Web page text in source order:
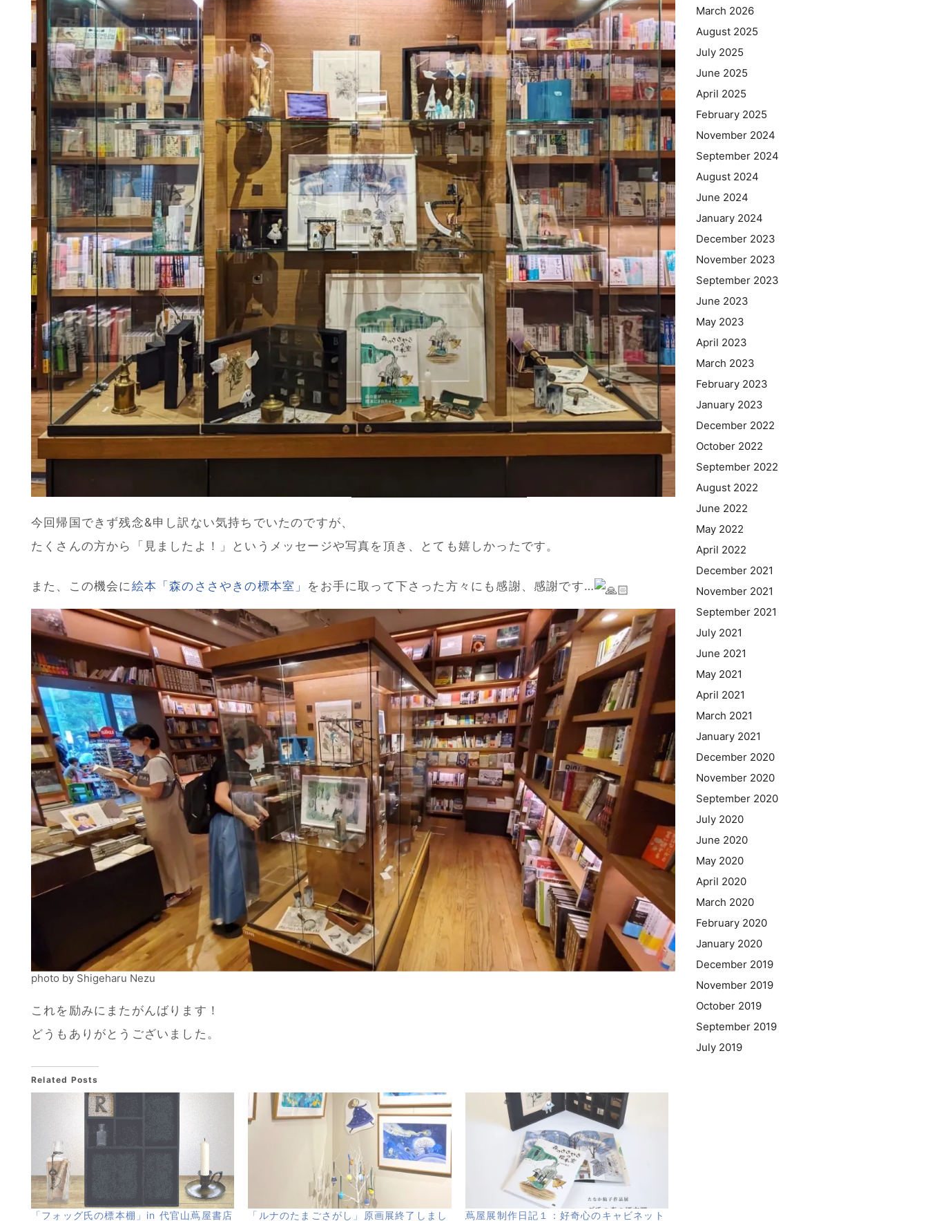
今回帰国できず残念&申し訳ない気持ちでいたのですが、
たくさんの方から「見ましたよ！」というメッセージや写真を頂き、とても嬉しかったです。
また、この機会に絵本「森のささやきの標本室」 をお手に取って下さった方々にも感謝、感謝です…
photo by Shigeharu Nezu
これを励みにまたがんばります！
どうもありがとうございました。
Related Posts
「フォッグ氏の標本棚」in 代官山蔦屋書店 「ルナのたまごさがし」原画展終了しまし 蔦屋展制作日記１：好奇心のキャビネット
March 2026
August 2025
July 2025
June 2025
April 2025
February 2025
November 2024
September 2024
August 2024
June 2024
January 2024
December 2023
November 2023
September 2023
June 2023
May 2023
April 2023
March 2023
February 2023
January 2023
December 2022
October 2022
September 2022
August 2022
June 2022
May 2022
April 2022
December 2021
November 2021
September 2021
July 2021
June 2021
May 2021
April 2021
March 2021
January 2021
December 2020
November 2020
September 2020
July 2020
June 2020
May 2020
April 2020
March 2020
February 2020
January 2020
December 2019
November 2019
October 2019
September 2019
July 2019